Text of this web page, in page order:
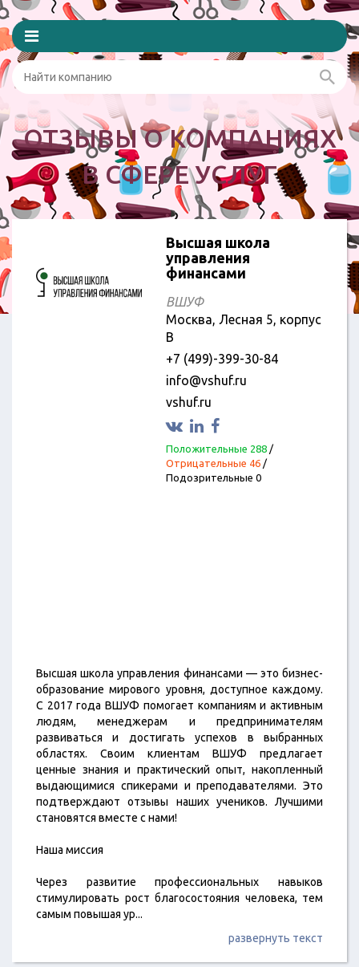
ОТЗЫВЫ О КОМПАНИЯХ
В СФЕРЕ УСЛУГ
Высшая школа
управления
финансами
ВШУФ
Москва, Лесная 5, корпус
B
+7 (499)-399-30-84
info@vshuf.ru
vshuf.ru
Положительные 288/
Отрицательные 46/
Подозрительные 0
Высшая школа управления финансами — это бизнес-
образование мирового уровня, доступное каждому.
С 2017 года ВШУФ помогает компаниям и активным
людям, менеджерам и предпринимателям
развиваться и достигать успехов в выбранных
областях. Своим клиентам ВШУФ предлагает
ценные знания и практический опыт, накопленный
выдающимися спикерами и преподавателями. Это
подтверждают отзывы наших учеников. Лучшими
становятся вместе с нами!
Наша миссия
Через развитие профессиональных навыков
стимулировать рост благосостояния человека, тем
самым повышая ур...
развернуть текст